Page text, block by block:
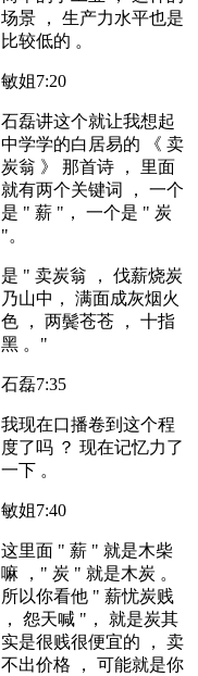
场景 ， 生产力水平也是
比较低的 。
敏姐7:20
石磊讲这个就让我想起
中学学的白居易的 《 卖
炭翁 》 那首诗 ， 里面
就有两个关键词 ， 一个
是 " 薪 "， 一个是 " 炭
"。
是 " 卖炭翁 ， 伐薪烧炭
乃山中， 满面成灰烟火
色 ， 两鬓苍苍 ， 十指
黑 。"
石磊7:35
我现在口播卷到这个程
度了吗 ？ 现在记忆力了
一下 。
敏姐7:40
这里面 " 薪 " 就是木柴
嘛 ，" 炭 " 就是木炭 。
所以你看他 " 薪忧炭贱
， 怨天喊 "， 就是炭其
实是很贱很便宜的 ， 卖
不出价格 ， 可能就是你